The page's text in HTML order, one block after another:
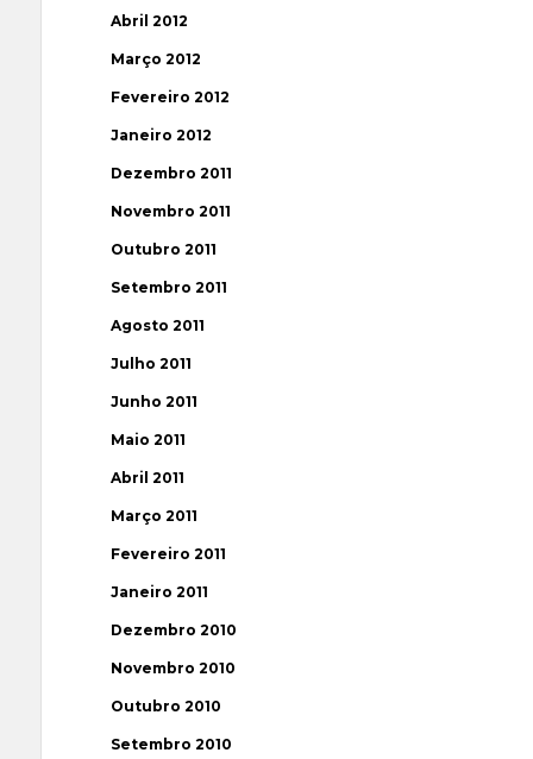
Abril 2012
Março 2012
Fevereiro 2012
Janeiro 2012
Dezembro 2011
Novembro 2011
Outubro 2011
Setembro 2011
Agosto 2011
Julho 2011
Junho 2011
Maio 2011
Abril 2011
Março 2011
Fevereiro 2011
Janeiro 2011
Dezembro 2010
Novembro 2010
Outubro 2010
Setembro 2010